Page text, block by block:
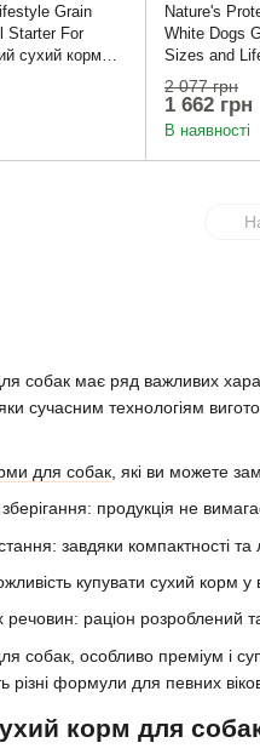
собак має ряд важливих
сучасним технологіям
для собак , які ви можете
продукція не
завдяки компактності
купувати сухий корм
раціон розроблений
собак, особливо преміум і
формули для певних
корм для
Grain
Starter For
сухий корм
з лососем та
Nature's
White Dogs
Sizes and
сухий корм
та стадій
білою рибою,
2 077 грн
1 662 грн
В наявності